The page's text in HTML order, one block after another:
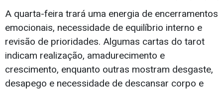
A quarta-feira trará uma energia de encerramentos
emocionais, necessidade de equilíbrio interno e
revisão de prioridades. Algumas cartas do tarot
indicam realização, amadurecimento e
crescimento, enquanto outras mostram desgaste,
desapego e necessidade de descansar corpo e